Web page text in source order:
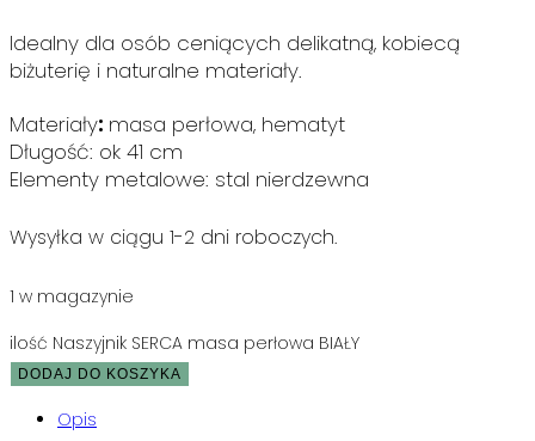
Idealny dla osób ceniących delikatną, kobiecą
biżuterię i naturalne materiały.
Materiały: masa perłowa, hematyt
Długość: ok 41 cm
Elementy metalowe: stal nierdzewna
Wysyłka w ciągu 1-2 dni roboczych.
1 w magazynie
ilość Naszyjnik SERCA masa perłowa BIAŁY
DODAJ DO KOSZYKA
Opis